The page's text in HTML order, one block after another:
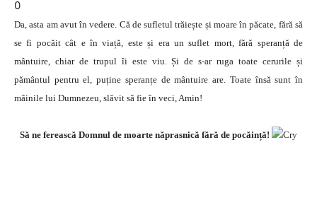
0
Da, asta am avut în vedere. Că de sufletul trăiește și moare în păcate, fără să
se fi pocăit cât e în viață, este și era un suflet mort, fără speranță de
mântuire, chiar de trupul îi este viu. Și de s-ar ruga toate cerurile și
pământul pentru el, puține speranțe de mântuire are. Toate însă sunt în
mâinile lui Dumnezeu, slăvit să fie în veci, Amin!
Să ne ferească Domnul de moarte năprasnică fără de pocăință!